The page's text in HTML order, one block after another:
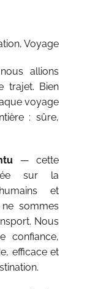
, Voyage
allions
trajet. Bien
voyage
: sûre,
— cette
sur la
et
sommes
Nous
confiance,
efficace et